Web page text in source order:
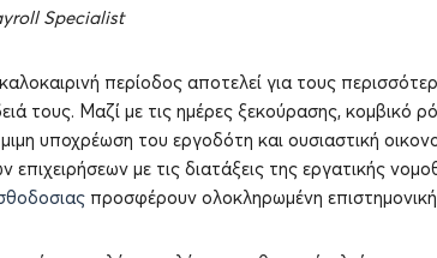
Specialist
περίοδος αποτελεί για τους
τους. Μαζί με τις ημέρες ξεκούρασης, κομβικό
υποχρέωση του εργοδότη και ουσιαστική
επιχειρήσεων με τις διατάξεις της εργατικής
προσφέρουν ολοκληρωμένη